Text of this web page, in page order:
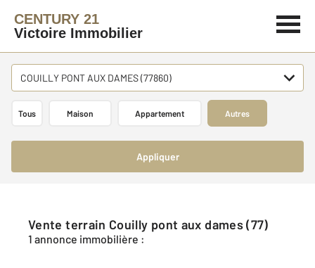
CENTURY 21
Victoire Immobilier
COUILLY PONT AUX DAMES (77860)
Tous Maison Appartement Autres
Appliquer
Vente terrain Couilly pont aux dames (77)
1 annonce immobilière :